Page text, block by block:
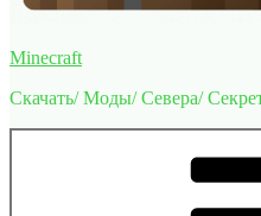
Minecraft
Скачать/ Моды/ Севера/